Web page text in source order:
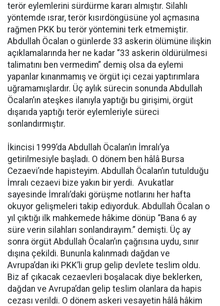
terör eylemlerini sürdürme kararı almıştır. Silahlı
yöntemde ısrar, terör kısırdöngüsüne yol açmasına
rağmen PKK bu terör yöntemini terk etmemiştir.
Abdullah Öcalan o günlerde 33 askerin ölümüne ilişkin
açıklamalarında her ne kadar “33 askerin öldürülmesi
talimatını ben vermedim” demiş olsa da eylemi
yapanlar kınanmamış ve örgüt içi cezai yaptırımlara
uğramamışlardır. Üç aylık sürecin sonunda Abdullah
Öcalan’ın ateşkes ilanıyla yaptığı bu girişimi, örgüt
dışarıda yaptığı terör eylemleriyle süreci
sonlandırmıştır.
İkincisi 1999’da Abdullah Öcalan’ın İmralı’ya
getirilmesiyle başladı. O dönem ben hâlâ Bursa
Cezaevi’nde hapisteyim. Abdullah Öcalan’ın tutulduğu
İmralı cezaevi bize yakın bir yerdi. Avukatlar
sayesinde İmralı’daki görüşme notlarını her hafta
okuyor gelişmeleri takip ediyorduk. Abdullah Öcalan o
yıl çıktığı ilk mahkemede hâkime dönüp “Bana 6 ay
süre verin silahları sonlandırayım.” demişti. Üç ay
sonra örgüt Abdullah Öcalan’ın çağrısına uydu, sınır
dışına çekildi. Bununla kalınmadı dağdan ve
Avrupa’dan iki PKK’li grup gelip devlete teslim oldu.
Biz af çıkacak cezaevleri boşalacak diye beklerken,
dağdan ve Avrupa’dan gelip teslim olanlara da hapis
cezası verildi. O dönem askeri vesayetin hâlâ hâkim